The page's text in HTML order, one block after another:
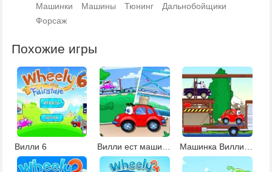
Машинки
Машины Тюнинг
Дальнобойщики
Форсаж
Похожие игры
Вилли 6